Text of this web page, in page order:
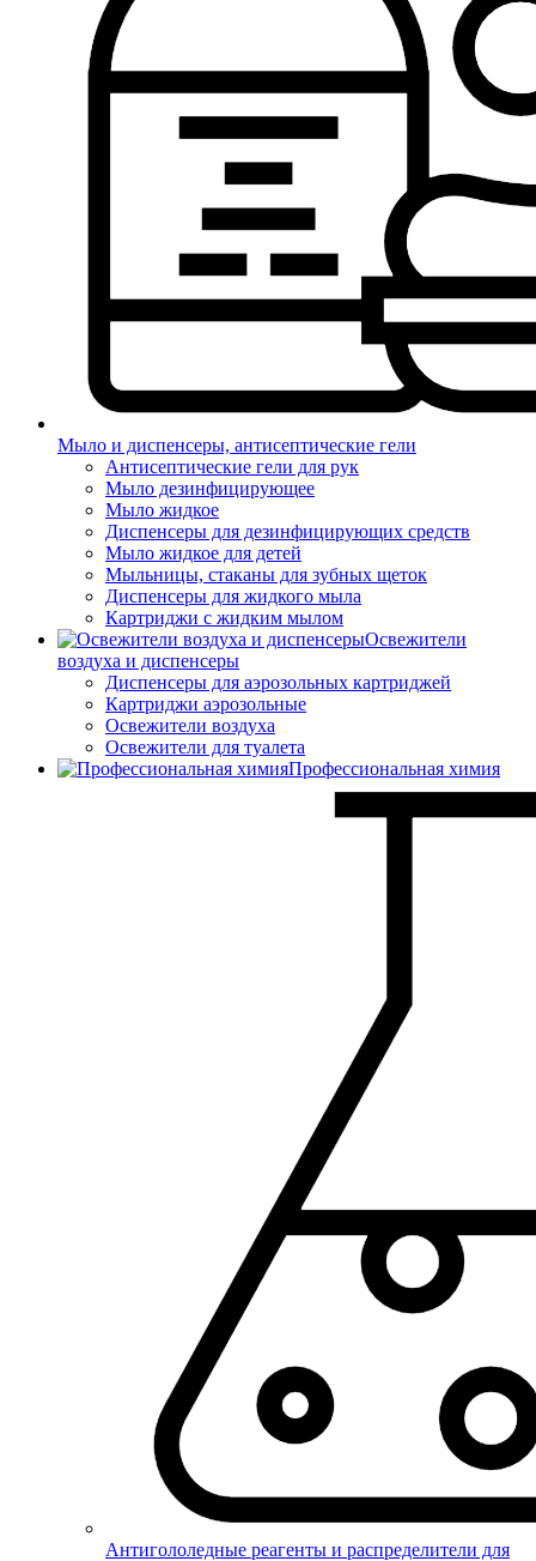
Мыло и диспенсеры, антисептические гели
Антисептические гели для рук
Мыло дезинфицирующее
Мыло жидкое
Диспенсеры для дезинфицирующих средств
Мыло жидкое для детей
Мыльницы, стаканы для зубных щеток
Диспенсеры для жидкого мыла
Картриджи с жидким мылом
Освежители
воздуха и диспенсеры
Диспенсеры для аэрозольных картриджей
Картриджи аэрозольные
Освежители воздуха
Освежители для туалета
Профессиональная химия
Антигололедные реагенты и распределители для